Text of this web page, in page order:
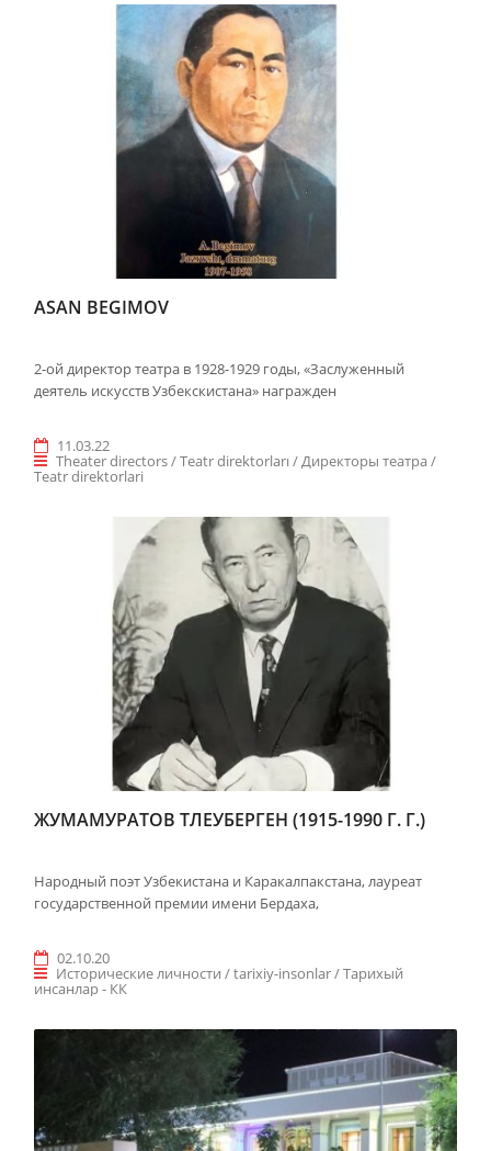
ASAN BEGIMOV
2-ой директор театра в 1928-1929 годы, «Заслуженный
деятель искусств Узбекскистана» награжден
11.03.22
Theater directors / Teatr direktorları / Директоры театра /
Teatr direktorlari
ЖУМАМУРАТОВ ТЛЕУБЕРГЕН (1915-1990 Г. Г.)
Народный поэт Узбекистана и Каракалпакстана, лауреат
государственной премии имени Бердаха,
02.10.20
Исторические личности / tarixiy-insonlar / Taрихый
инсанлар - КК